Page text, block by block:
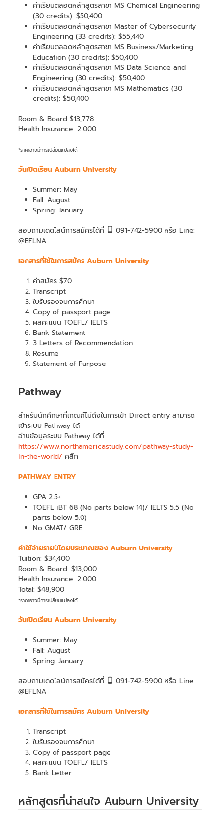
ค่าเรียนตลอดหลักสูตรสาขา MS Chemical Engineering
(30 credits): $50,400
ค่าเรียนตลอดหลักสูตรสาขา Master of Cybersecurity
Engineering (33 credits): $55,440
ค่าเรียนตลอดหลักสูตรสาขา MS Business/Marketing
Education (30 credits): $50,400
ค่าเรียนตลอดหลักสูตรสาขา MS Data Science and
Engineering (30 credits): $50,400
ค่าเรียนตลอดหลักสูตรสาขา MS Mathematics (30
credits): $50,400
Room & Board $13,778
Health Insurance: 2,000
*ราคาอาจมีการเปลี่ยนแปลงได้
วันเปิดเรียน Auburn University
Summer: May
Fall: August
Spring: January
สอบถามเดดไลน์การสมัครได้ที่
091-742-5900 หรือ Line:
@EFLNA
เอกสารที่ใช้ในการสมัคร Auburn University
ค่าสมัคร $70
Transcript
ใบรับรองจบการศึกษา
Copy of passport page
ผลคะแนน TOEFL/ IELTS
Bank Statement
3 Letters of Recommendation
Resume
Statement of Purpose
Pathway
สำหรับนักศึกษาที่เกณฑ์ไม่ถึงในการเข้า Direct entry สามารถ
เข้าระบบ Pathway ได้
อ่านข้อมูลระบบ Pathway ได้ที่
https://www.northamericastudy.com/pathway-study-
in-the-world/ คลิ๊ก
PATHWAY ENTRY
GPA 2.5+
TOEFL iBT 68 (No parts below 14)/ IELTS 5.5 (No
parts below 5.0)
No GMAT/ GRE
ค่าใช้จ่ายรายปีโดยประมาณของ Auburn University
Tuition: $34,400
Room & Board: $13,000
Health Insurance: 2,000
Total: $48,900
*ราคาอาจมีการเปลี่ยนแปลงได้
วันเปิดเรียน Auburn University
Summer: May
Fall: August
Spring: January
สอบถามเดดไลน์การสมัครได้ที่
091-742-5900 หรือ Line:
@EFLNA
เอกสารที่ใช้ในการสมัคร Auburn University
Transcript
ใบรับรองจบการศึกษา
Copy of passport page
ผลคะแนน TOEFL/ IELTS
Bank Letter
หลักสูตรที่น่าสนใจ Auburn University